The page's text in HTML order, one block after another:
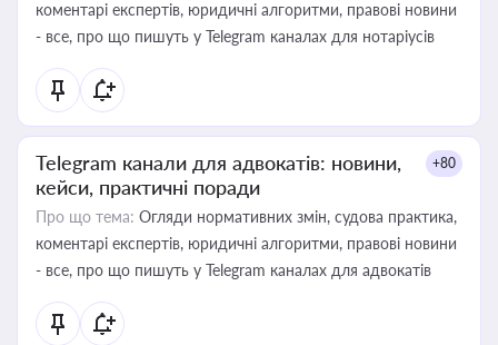
коментарі експертів, юридичні алгоритми, правові новини
- все, про що пишуть у Telegram каналах для нотаріусів
Telegram канали для адвокатів: новини,
кейси, практичні поради
+80
Про що тема: Огляди нормативних змін, судова практика,
коментарі експертів, юридичні алгоритми, правові новини
- все, про що пишуть у Telegram каналах для адвокатів